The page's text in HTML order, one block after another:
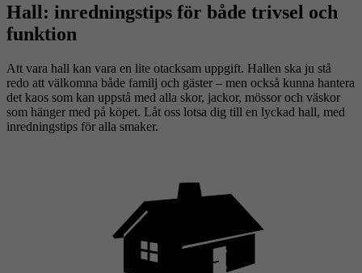
Hall: inredningstips för både trivsel och
funktion
Att vara hall kan vara en lite otacksam uppgift. Hallen ska ju stå
redo att välkomna både familj och gäster – men också kunna hantera
det kaos som kan uppstå med alla skor, jackor, mössor och väskor
som hänger med på köpet. Låt oss lotsa dig till en lyckad hall, med
inredningstips för alla smaker.